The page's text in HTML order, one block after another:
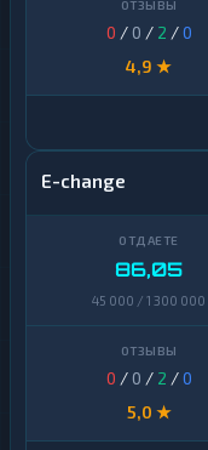
0 / 0 / 2 /0
4,9 ★
E-change
86,05
45 000 / 1 300 000
0 / 0 / 2 /0
5,0 ★